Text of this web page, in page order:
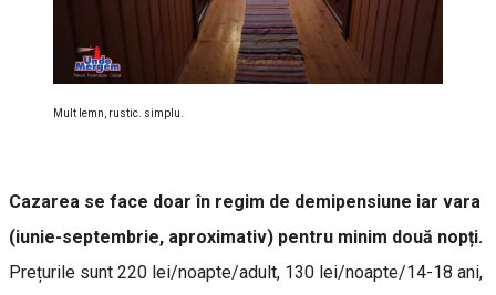
Mult lemn, rustic. simplu.
Cazarea se face doar în regim de demipensiune iar vara
(iunie-septembrie, aproximativ) pentru minim două nopți.
Prețurile sunt 220 lei/noapte/adult, 130 lei/noapte/14-18 ani,